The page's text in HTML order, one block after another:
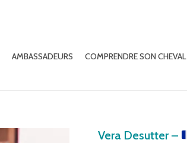
AMBASSADEURS COMPRENDRE SON CHEVAL
Vera Desutter –